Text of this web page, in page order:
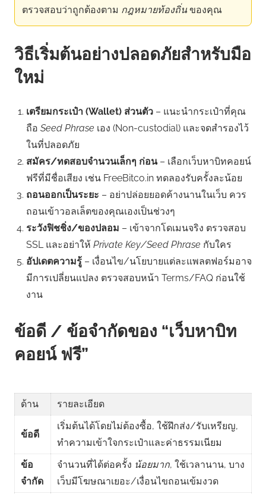
ตรวจสอบว่าถูกต้องตาม กฎหมายท้องถิ่น ของคุณ
วิธีเริ่มต้นอย่างปลอดภัยสำหรับมือ
ใหม่
เตรียมกระเป๋า (Wallet) ส่วนตัว – แนะนำกระเป๋าที่คุณ
ถือ Seed Phrase เอง (Non-custodial) และจดสำรองไว้
ในที่ปลอดภัย
สมัคร/ทดสอบจำนวนเล็กๆ ก่อน– เลือกเว็บหาบิทคอยน์
ฟรีที่มีชื่อเสียง เช่น FreeBitco.in ทดลองรับครั้งละน้อย
ถอนออกเป็นระยะ – อย่าปล่อยยอดค้างนานในเว็บ ควร
ถอนเข้าวอลเล็ตของคุณเองเป็นช่วงๆ
ระวังฟิชชิ่ง/ของปลอม – เข้าจากโดเมนจริง ตรวจสอบ
SSL และอย่าให้ Private Key/Seed Phrase กับใคร
อัปเดตความรู้ – เงื่อนไข/นโยบายแต่ละแพลตฟอร์มอาจ
มีการเปลี่ยนแปลง ตรวจสอบหน้า Terms/FAQ ก่อนใช้
งาน
ข้อดี / ข้อจำกัดของ “เว็บหาบิท
คอยน์ ฟรี”
ด้าน รายละเอียด
ข้อดี
เริ่มต้นได้โดยไม่ต้องซื้อ, ใช้ฝึกส่ง/รับเหรียญ,
ทำความเข้าใจกระเป๋าและค่าธรรมเนียม
ข้อ
จำกัด
จำนวนที่ได้ต่อครั้ง น้อยมาก, ใช้เวลานาน, บาง
เว็บมีโฆษณาเยอะ/เงื่อนไขถอนเข้มงวด